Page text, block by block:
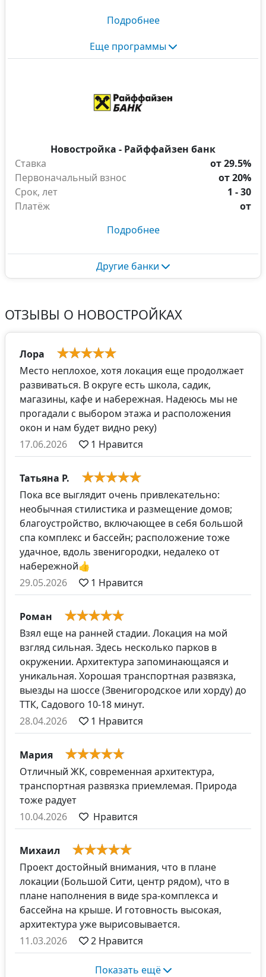
Подробнее
Еще программы
Новостройка - Райффайзен банк
Ставка
от 29.5%
Первоначальный взнос
от 20%
Срок, лет
1 - 30
Платёж
от
Подробнее
Другие банки
ОТЗЫВЫ О НОВОСТРОЙКАХ
Лора
Место неплохое, хотя локация еще продолжает
развиваться. В округе есть школа, садик,
магазины, кафе и набережная. Надеюсь мы не
прогадали с выбором этажа и расположения
окон и нам будет видно реку)
17.06.2026
1 Нравится
Татьяна Р.
Пока все выглядит очень привлекательно:
необычная стилистика и размещение домов;
благоустройство, включающее в себя большой
спа комплекс и бассейн; расположение тоже
удачное, вдоль звенигородки, недалеко от
набережной👍
29.05.2026
1 Нравится
Роман
Взял еще на ранней стадии. Локация на мой
взгляд сильная. Здесь несколько парков в
окружении. Архитектура запоминающаяся и
уникальная. Хорошая транспортная развязка,
выезды на шоссе (Звенигородское или хорду) до
ТТК, Садового 10-18 минут.
28.04.2026
1 Нравится
Мария
Отличный ЖК, современная архитектура,
транспортная развязка приемлемая. Природа
тоже радует
10.04.2026
Нравится
Михаил
Проект достойный внимания, что в плане
локации (Большой Сити, центр рядом), что в
плане наполнения в виде spa-комплекса и
бассейна на крыше. И готовность высокая,
архитектура уже вырисовывается.
11.03.2026
2 Нравится
Показать ещё